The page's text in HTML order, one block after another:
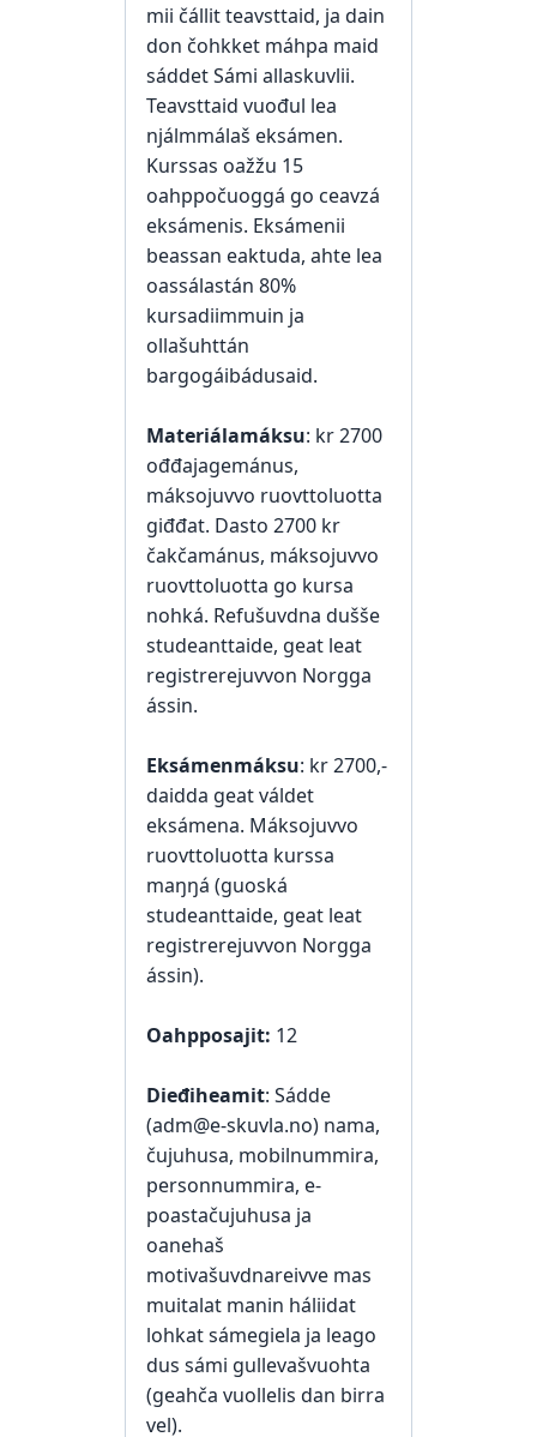
mii čállit teavsttaid, ja dain
don čohkket máhpa maid
sáddet Sámi allaskuvlii.
Teavsttaid vuođul lea
njálmmálaš eksámen.
Kurssas oažžu 15
oahppočuoggá go ceavzá
eksámenis. Eksámenii
beassan eaktuda, ahte lea
oassálastán 80%
kursadiimmuin ja
ollašuhttán
bargogáibádusaid.
Materiálamáksu: kr 2700
ođđajagemánus,
máksojuvvo ruovttoluotta
giđđat. Dasto 2700 kr
čakčamánus, máksojuvvo
ruovttoluotta go kursa
nohká. Refušuvdna dušše
studeanttaide, geat leat
registrerejuvvon Norgga
ássin.
Eksámenmáksu: kr 2700,-
daidda geat váldet
eksámena. Máksojuvvo
ruovttoluotta kurssa
maŋŋá (guoská
studeanttaide, geat leat
registrerejuvvon Norgga
ássin).
Oahpposajit: 12
Dieđiheamit: Sádde
(adm@e-skuvla.no) nama,
čujuhusa, mobilnummira,
personnummira, e-
poastačujuhusa ja
oanehaš
motivašuvdnareivve mas
muitalat manin háliidat
lohkat sámegiela ja leago
dus sámi gullevašvuohta
(geahča vuollelis dan birra
vel).